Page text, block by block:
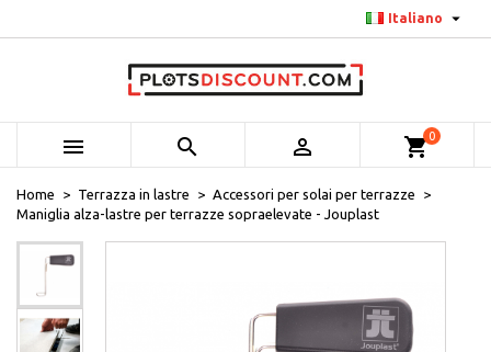
Italiano 
   shopping_cart0
Home Terrazza in lastre
Accessori per solai per terrazze
Maniglia alza-lastre per terrazze sopraelevate - Jouplast